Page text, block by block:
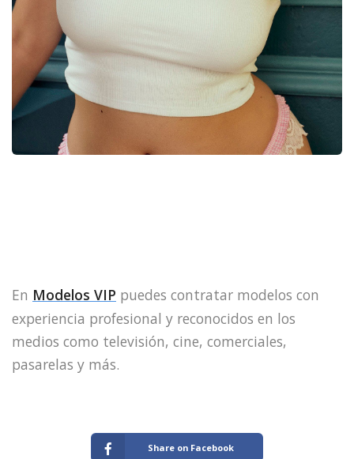
En Modelos VIP puedes contratar modelos con
experiencia profesional y reconocidos en los
medios como televisión, cine, comerciales,
pasarelas y más.
Share on Facebook